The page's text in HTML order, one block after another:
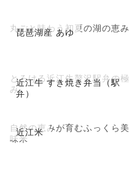
琵琶湖産 あゆ
丸ごと味わう初夏の湖の恵み
近江牛 すき焼き弁当（駅
弁）
とろける近江牛贅沢駅弁の極
み
近江米
自然の恵みが育むふっくら美
味米